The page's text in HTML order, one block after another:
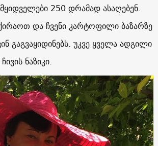
250 დრამად ასაღებენ.
და ჩვენი კარტოფილი ბაზარზე
გაგვაყიდინებს. უკვე ყველა ადგილი
ნაზიკი.